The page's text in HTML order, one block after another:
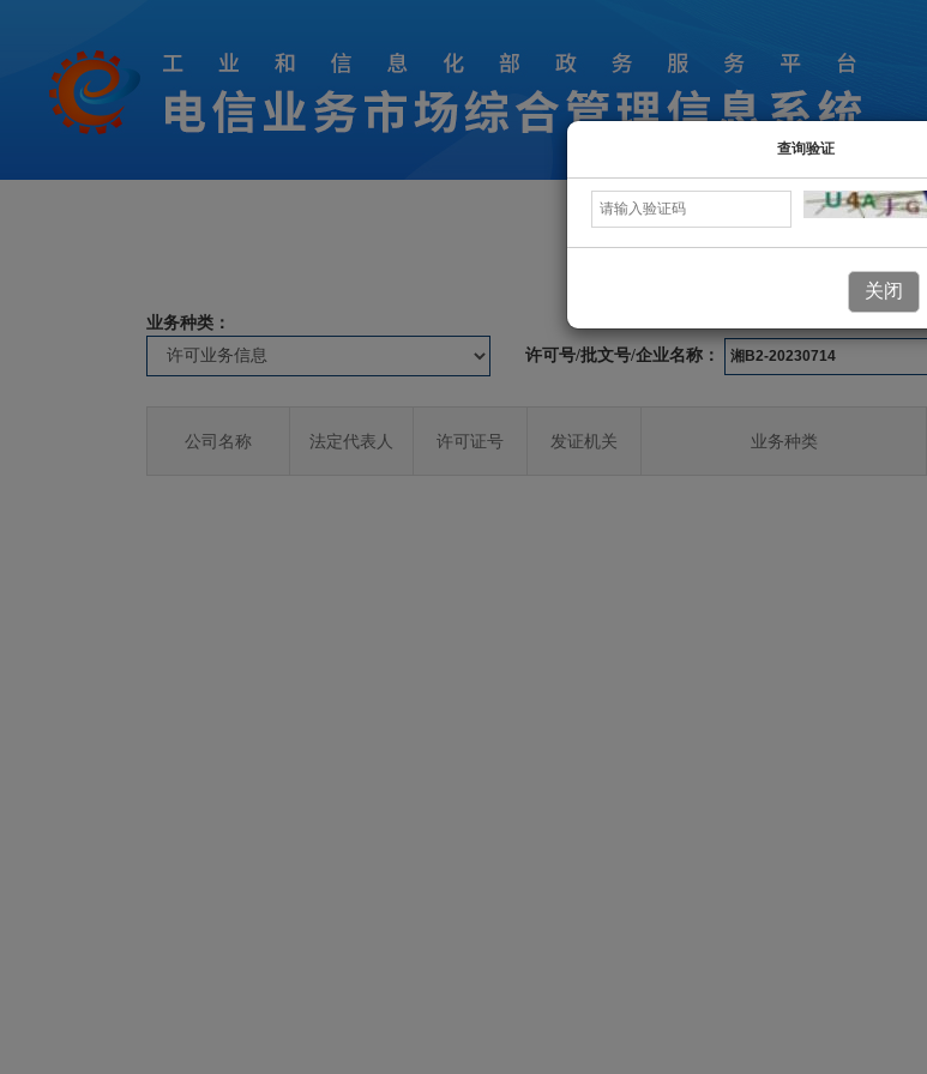
许可业务信息
业务种类：
许可号/批文号/企业名称：
查询验证
关闭
公司名称 法定代表人 许可证号 发证机关 业务种类